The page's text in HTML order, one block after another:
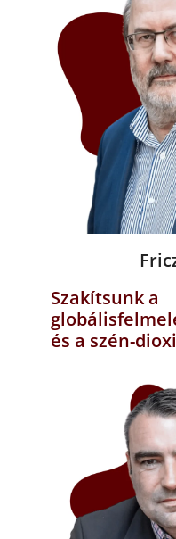
Szakítsunk a
és a szén-